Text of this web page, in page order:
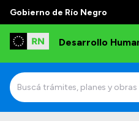
Gobierno de Río Negro
Desarrollo